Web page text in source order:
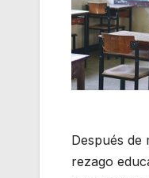
Después de
rezago